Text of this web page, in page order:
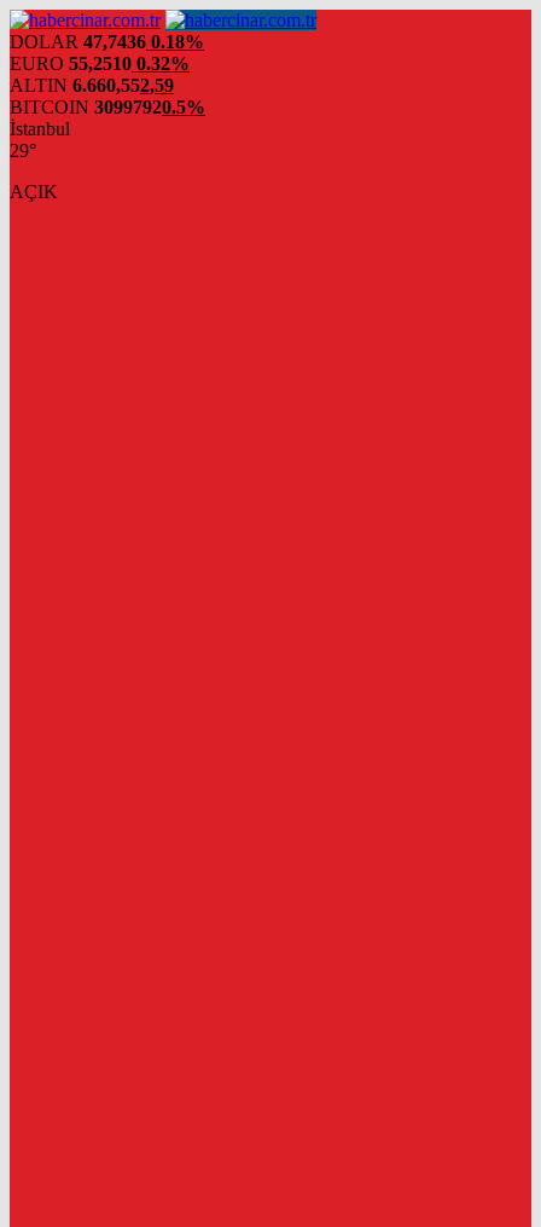
DOLAR 47,7436 0.18%
EURO 55,2510 0.32%
ALTIN 6.660,552,59
BITCOIN 30997920.5%
İstanbul
29°
AÇIK